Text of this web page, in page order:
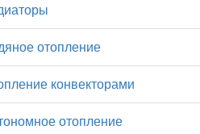
отопление
конвекторами
отопление